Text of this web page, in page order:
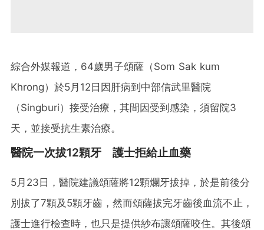
綜合外媒報道，64歲男子頌薩（Som Sak kum
Khrong）於5月12日因肝病到中部信武里醫院
（Singburi）接受治療，其間因受到感染，須留院3
天，並接受抗生素治療。
醫院一次拔12顆牙 護士拒給止血藥
5月23日，醫院建議頌薩將12顆爛牙拔掉，於是前後分
別拔了7顆及5顆牙齒，然而頌薩拔完牙齒後血流不止，
護士進行檢查時，也只是提供紗布讓頌薩咬住。其後頌